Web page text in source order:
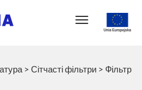
T
l
> Сітчасті фільтри > Фільтр